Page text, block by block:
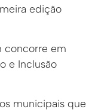
edição
concorre em
e Inclusão
municipais que